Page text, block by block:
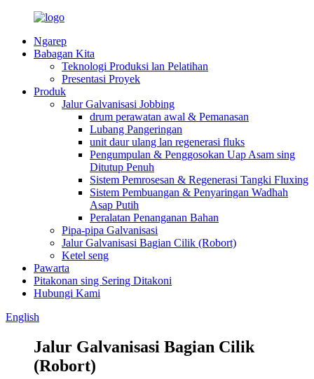
Ngarep
Babagan Kita
Teknologi Produksi lan Pelatihan
Presentasi Proyek
Produk
Jalur Galvanisasi Jobbing
drum perawatan awal & Pemanasan
Lubang Pangeringan
unit daur ulang lan regenerasi fluks
Pengumpulan & Penggosokan Uap Asam sing
Ditutup Penuh
Sistem Pemrosesan & Regenerasi Tangki Fluxing
Sistem Pembuangan & Penyaringan Wadhah
Asap Putih
Peralatan Penanganan Bahan
Pipa-pipa Galvanisasi
Jalur Galvanisasi Bagian Cilik (Robort)
Ketel seng
Pawarta
Pitakonan sing Sering Ditakoni
Hubungi Kami
English
Jalur Galvanisasi Bagian Cilik
(Robort)